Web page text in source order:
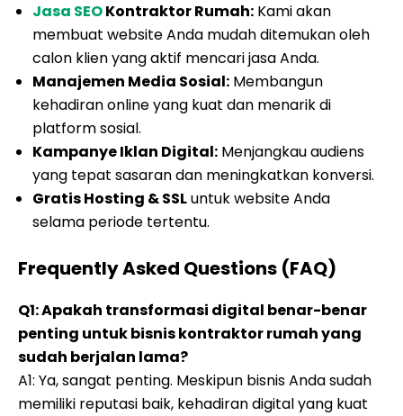
Jasa SEOKontraktor Rumah: Kami akan
membuat website Anda mudah ditemukan oleh
calon klien yang aktif mencari jasa Anda.
Manajemen Media Sosial: Membangun
kehadiran online yang kuat dan menarik di
platform sosial.
Kampanye Iklan Digital: Menjangkau audiens
yang tepat sasaran dan meningkatkan konversi.
Gratis Hosting & SSLuntuk website Anda
selama periode tertentu.
Frequently Asked Questions (FAQ)
Q1: Apakah transformasi digital benar-benar
penting untuk bisnis kontraktor rumah yang
sudah berjalan lama?
A1: Ya, sangat penting. Meskipun bisnis Anda sudah
memiliki reputasi baik, kehadiran digital yang kuat